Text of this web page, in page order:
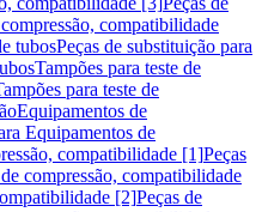
compatibilidade
tubosPeças de substituição para
Tampões para teste de
para teste de
Equipamentos de
Equipamentos de
compatibilidade [1]Peças
compressão, compatibilidade
[2]Peças de